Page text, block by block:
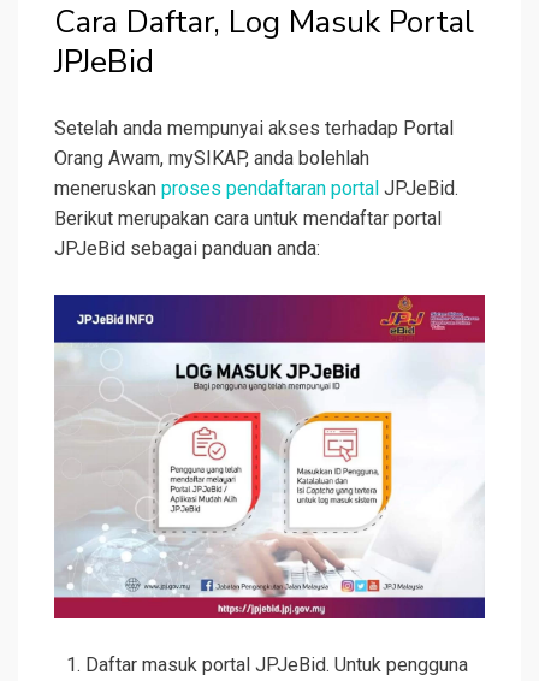
Cara Daftar, Log Masuk Portal
JPJeBid
Setelah anda mempunyai akses terhadap Portal
Orang Awam, mySIKAP, anda bolehlah
meneruskan proses pendaftaran portal JPJeBid.
Berikut merupakan cara untuk mendaftar portal
JPJeBid sebagai panduan anda:
Daftar masuk portal JPJeBid. Untuk pengguna